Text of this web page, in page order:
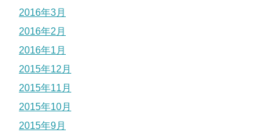
2016年3月
2016年2月
2016年1月
2015年12月
2015年11月
2015年10月
2015年9月